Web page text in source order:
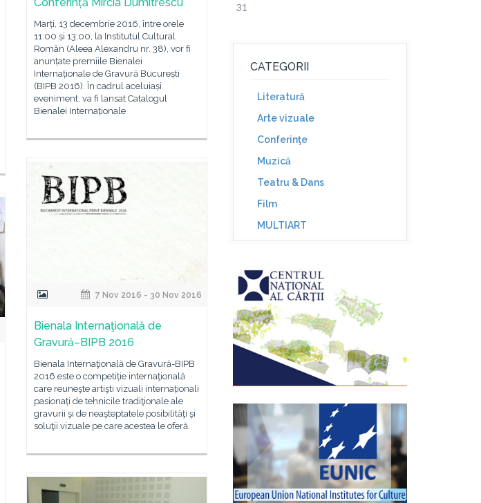
Marți, 13 decembrie 2016, între orele
11:00 și 13:00, la Institutul Cultural
Român (Aleea Alexandru nr. 38), vor fi
anunțate premiile Bienalei
Internaționale de Gravură București
(BIPB 2016). În cadrul aceluiași
eveniment, va fi lansat Catalogul
Bienalei Internaționale
7 Nov 2016 - 30 Nov 2016
Bienala Internaţională de
Gravură–BIPB 2016
Bienala Internaţională de Gravură-BIPB
2016 este o competiție internaţională
care reuneşte artişti vizuali internaționali
pasionați de tehnicile tradiţionale ale
gravurii şi de neaşteptatele posibilităţi şi
soluţii vizuale pe care acestea le oferă.
31
CATEGORII
Literatură
Arte vizuale
Conferinţe
Muzică
Teatru & Dans
Film
MULTIART